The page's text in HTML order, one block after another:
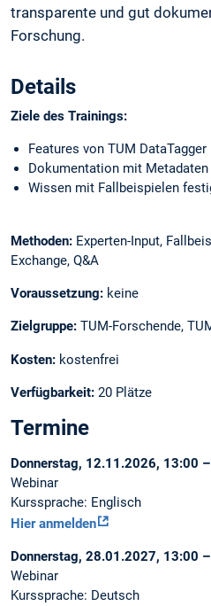
transparente und gut
Forschung.
Details
Ziele des Trainings:
Features von TUM
Dokumentation mit Metadaten
Wissen mit Fallbeispielen
Methoden: Experten-Input,
Exchange, Q&A
Voraussetzung: keine
Zielgruppe: TUM-Forschende,
Kosten: kostenfrei
Verfügbarkeit: 20 Plätze
Termine
Donnerstag, 12.11.2026, 13:00
Webinar
Kurssprache: Englisch
Hier anmelden
Donnerstag, 28.01.2027, 13:00
Webinar
Kurssprache: Deutsch